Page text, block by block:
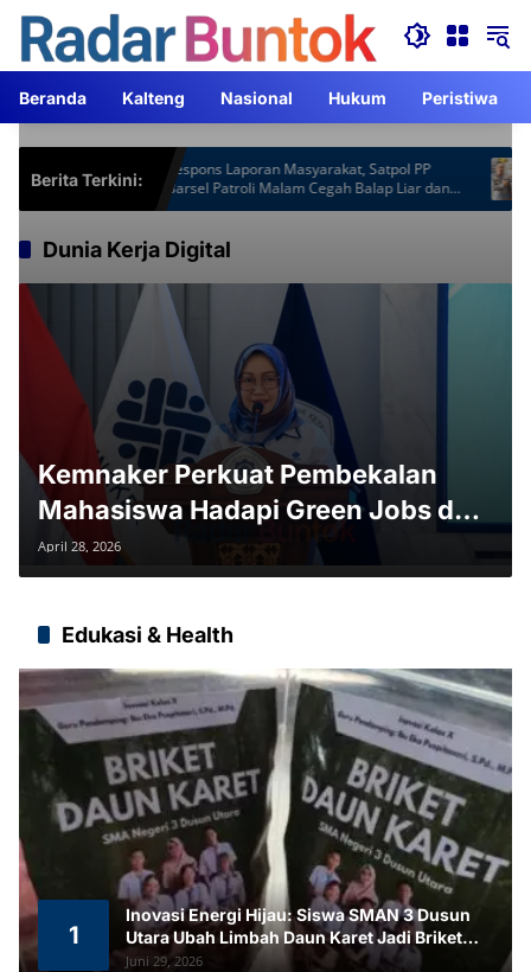
Langsung
konten
Beranda Kalteng Nasional Hukum Peristiwa
Berita Terkini:Respons Laporan Masyarakat, Satpol PP
Barsel Patroli Malam Cegah Balap Liar dan
Knalpot Brong
Dunia Kerja Digital
Kemnaker Perkuat Pembekalan
Mahasiswa Hadapi Green Jobs dan
Dunia Kerja Digital
April 28, 2026
Edukasi & Health
1
Inovasi Energi Hijau: Siswa SMAN 3 Dusun
Utara Ubah Limbah Daun Karet Jadi Briket
Ramah Lingkungan
Juni 29, 2026